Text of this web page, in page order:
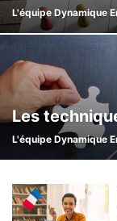
L'équipe Dynamique
Les
L'équipe Dynamique